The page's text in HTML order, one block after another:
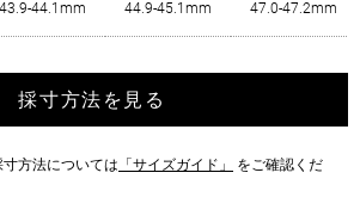
43.9-44.1mm 44.9-45.1mm 47.0-47.2mm
採寸方法を見る
方法については 「サイズガイド」
をご確認くだ